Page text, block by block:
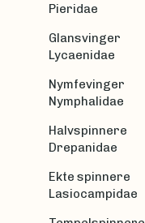
Pieridae
Glansvinger
Lycaenidae
Nymfevinger
Nymphalidae
Halvspinnere
Drepanidae
Ekte spinnere
Lasiocampidae